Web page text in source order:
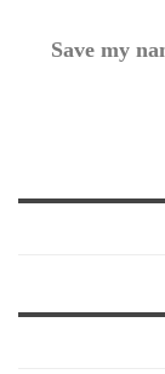
Save my